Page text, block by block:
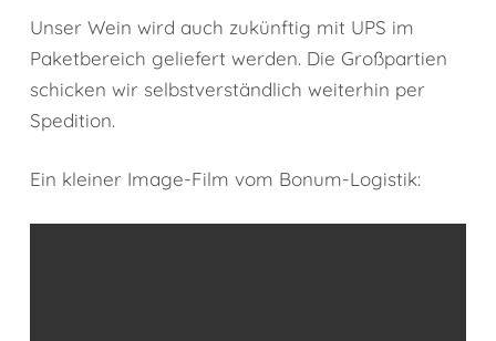
Unser Wein wird auch zukünftig mit UPS im
Paketbereich geliefert werden. Die Großpartien
schicken wir selbstverständlich weiterhin per
Spedition.
Ein kleiner Image-Film vom Bonum-Logistik: